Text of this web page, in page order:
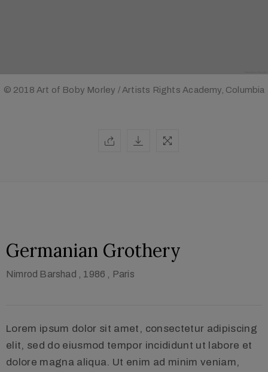
© 2018 Art of Boby Morley / Artists Rights Academy, Columbia
Germanian Grothery
Nimrod Barshad , 1986 , Paris
Lorem ipsum dolor sit amet, consectetur adipiscing
elit, sed do eiusmod tempor incididunt ut labore et
dolore magna aliqua. Ut enim ad minim veniam,